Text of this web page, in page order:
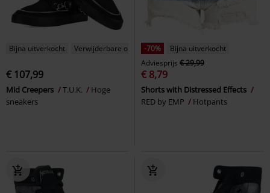
Bijna uitverkocht Verwijderbare onderdelen
€ 107,99
Mid Creepers T.U.K.
Hoge
sneakers
-70%
Bijna uitverkocht
Adviesprijs € 29,99
€ 8,79
Shorts with Distressed Effects
RED by EMP
Hotpants